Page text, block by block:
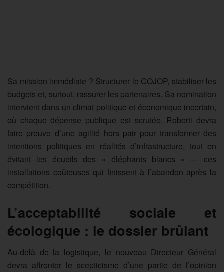
Sa mission immédiate ? Structurer le COJOP, stabiliser les
budgets et, surtout, rassurer les partenaires. Sa nomination
intervient dans un climat politique et économique incertain,
où chaque dépense publique est scrutée. Roberti devra
faire preuve d’une agilité hors pair pour transformer des
intentions politiques en réalités d’infrastructure, tout en
évitant les écueils des « éléphants blancs » — ces
installations coûteuses qui finissent à l’abandon après la
compétition.
L’acceptabilité sociale et
écologique : le dossier brûlant
Au-delà de la logistique, le nouveau Directeur Général
devra affronter le scepticisme d’une partie de l’opinion